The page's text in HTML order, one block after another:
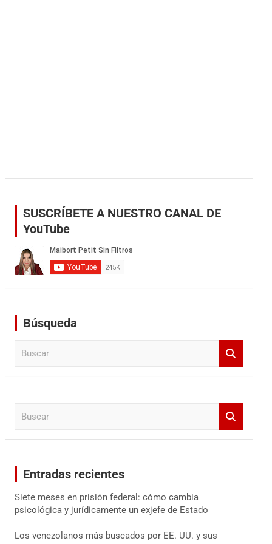
SUSCRÍBETE A NUESTRO CANAL DE
YouTube
Búsqueda
Entradas recientes
Siete meses en prisión federal: cómo cambia
psicológica y jurídicamente un exjefe de Estado
Los venezolanos más buscados por EE. UU. y sus